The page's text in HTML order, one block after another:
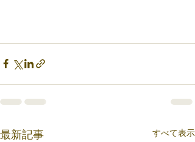
最新記事 すべて表示